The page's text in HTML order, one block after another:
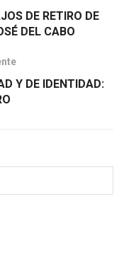
DE RETIRO DE
DEL CABO
Y DE IDENTIDAD: